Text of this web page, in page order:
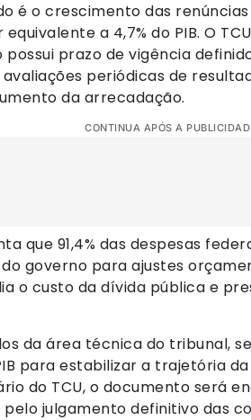
é o crescimento das
a 4,7% do PIB. O
possui prazo de vigência
periódicas de
da arrecadação.
CONTINUA APÓS A
que 91,4% das despesas
governo para ajustes
o custo da dívida pública e
da área técnica do tribunal,
para estabilizar a trajetória
do TCU, o documento será
pelo julgamento definitivo das